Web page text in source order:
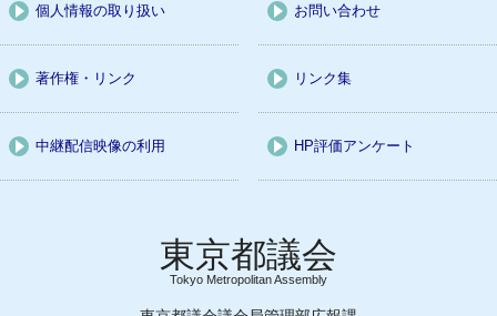
個人情報の取り扱い お問い合わせ
著作権・リンク リンク集
中継配信映像の利用 HP評価アンケート
Tokyo Metropolitan Assembly